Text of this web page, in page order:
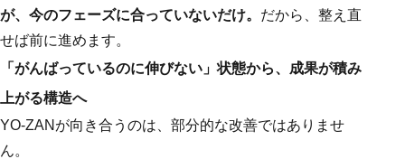
が、今のフェーズに合っていないだけ。 だから、整え直
せば前に進めます。
「がんばっているのに伸びない」状態から、成果が積み
上がる構造へ
YO-ZANが向き合うのは、部分的な改善ではありませ
ん。